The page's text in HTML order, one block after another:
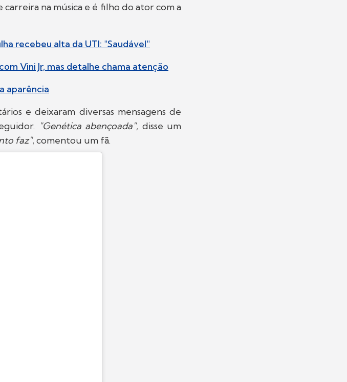
carreira na música e é filho do ator com a
recebeu alta da UTI: "Saudável"
Vini Jr, mas detalhe chama atenção
aparência
e deixaram diversas mensagens de
"Genética abençoada", disse um
faz", comentou um fã.